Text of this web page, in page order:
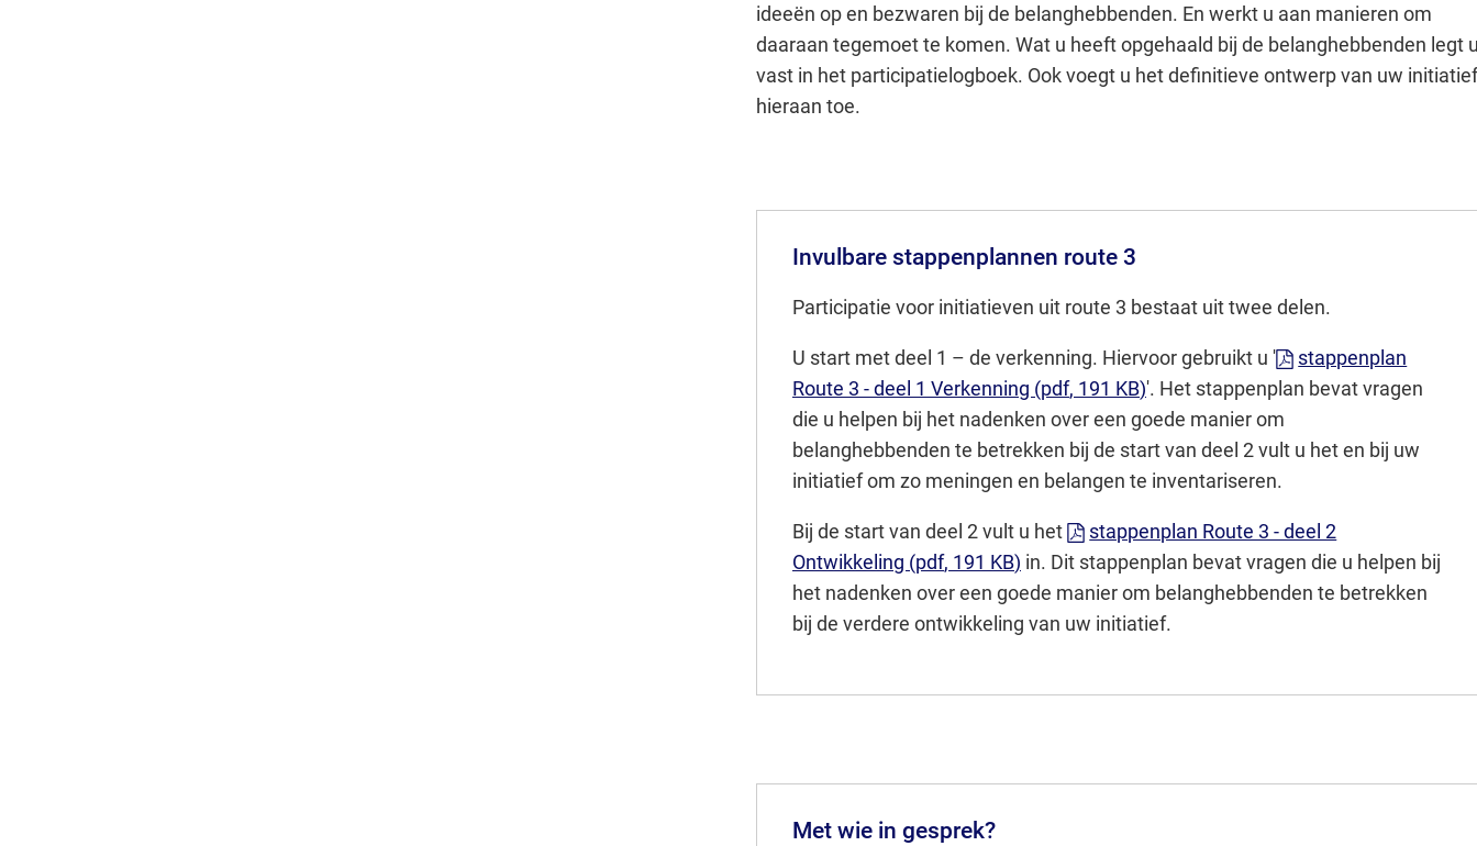
ideeën op en bezwaren bij de belanghebbenden. En werkt u aan manieren om
daaraan tegemoet te komen. Wat u heeft opgehaald bij de belanghebbenden legt
vast in het participatielogboek. Ook voegt u het definitieve ontwerp van uw initiatief
hieraan toe.
Invulbare stappenplannen route 3
Participatie voor initiatieven uit route 3 bestaat uit twee delen.
U start met deel 1 – de verkenning. Hiervoor gebruikt u '
stappenplan
Route 3 - deel 1 Verkenning (pdf, 191 KB)'. Het stappenplan bevat vragen
die u helpen bij het nadenken over een goede manier om
belanghebbenden te betrekken bij de start van deel 2 vult u het en bij uw
initiatief om zo meningen en belangen te inventariseren.
Bij de start van deel 2 vult u het
stappenplan Route 3 - deel 2
Ontwikkeling (pdf, 191 KB) in. Dit stappenplan bevat vragen die u helpen bij
het nadenken over een goede manier om belanghebbenden te betrekken
bij de verdere ontwikkeling van uw initiatief.
Met wie in gesprek?